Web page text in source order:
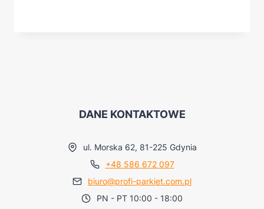
DANE KONTAKTOWE
ul. Morska 62, 81-225 Gdynia
+48 586 672 097
biuro@profi-parkiet.com.pl
PN - PT 10:00 - 18:00